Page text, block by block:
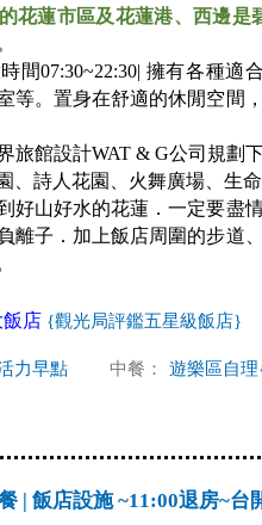
花蓮市區及花蓮港、西邊
間07:30~22:30| 擁有各種
等。置身在舒適的休閒空間
旅館設計WAT & G公司規劃
、詩人花園、火舞廣場、生
好山好水的花蓮．一定要盡
離子．加上飯店周圍的步道
店 {觀光局評鑑五星級飯店}
力早點 中餐： 遊樂區自
| 飯店設施 ~11:00退房~